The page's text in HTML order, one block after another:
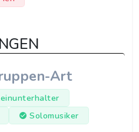
Art
Solomusiker